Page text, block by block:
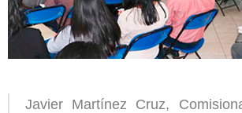
Javier Martínez Cruz,